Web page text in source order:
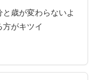
歳が変わらないよ
方がキツイ